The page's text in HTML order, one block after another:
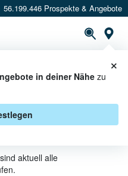
56.199.446 Prospekte & Angebote
in deiner Nähezu
×
ANGEBOTE &
sind aktuell alle